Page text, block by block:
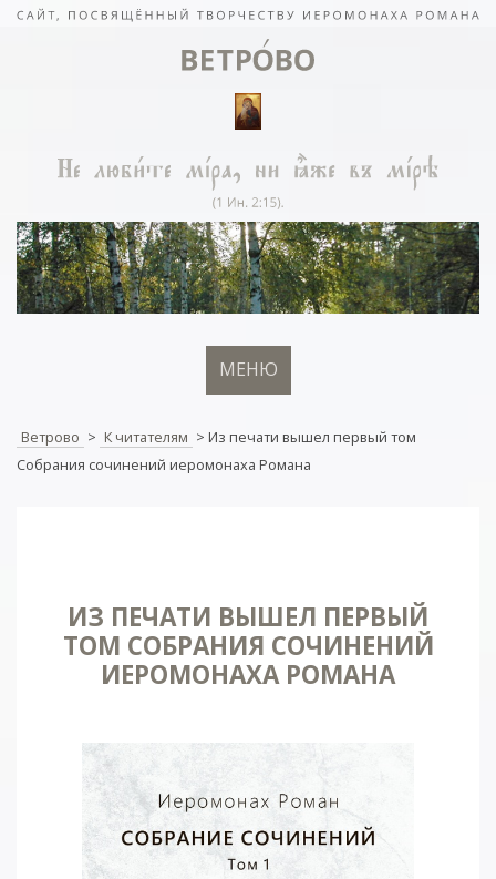
МЕНЮ
Ветрово > К читателям > Из печати вышел первый том
Собрания сочинений иеромонаха Романа
ИЗ ПЕЧАТИ ВЫШЕЛ ПЕРВЫЙ
ТОМ СОБРАНИЯ СОЧИНЕНИЙ
ИЕРОМОНАХА РОМАНА